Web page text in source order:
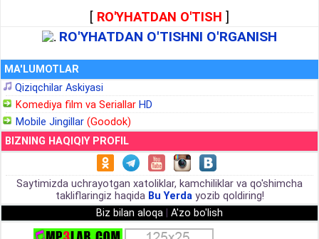
[ RO'YHATDAN O'TISH ]
RO'YHATDAN O'TISHNI O'RGANISH
MA'LUMOTLAR
Qiziqchilar Askiyasi
Komediya film va Seriallar HD
Mobile Jingillar (Goodok)
BIZNING HAQIQIY PROFIL
Saytimizda uchrayotgan xatoliklar, kamchiliklar va qo'shimcha
takliflaringiz haqida Bu Yerdayozib qoldiring!
Biz bilan aloqa
A'zo bo'lish